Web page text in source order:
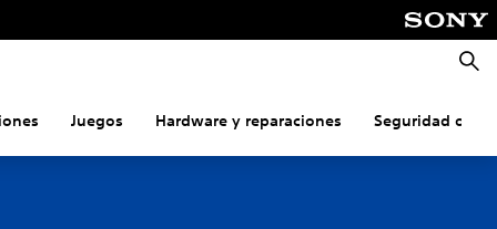
Juegos Hardware y reparaciones Seguridad